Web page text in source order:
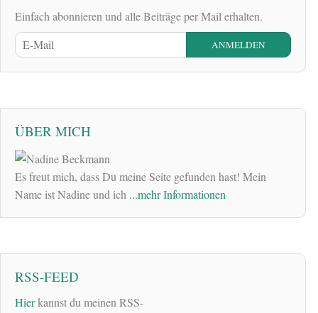
Einfach abonnieren und alle Beiträge per Mail erhalten.
ÜBER MICH
Es freut mich, dass Du meine Seite gefunden hast! Mein
Name ist Nadine und ich ...mehr Informationen
RSS-FEED
Hierkannst du meinen RSS-